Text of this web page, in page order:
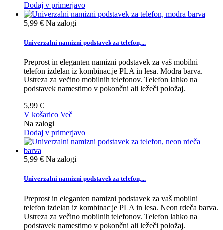
Dodaj v primerjavo
5,99 € Na zalogi
Univerzalni namizni podstavek za telefon,...
Preprost in eleganten namizni podstavek za vaš mobilni
telefon izdelan iz kombinacije PLA in lesa. Modra barva.
Ustreza za večino mobilnih telefonov. Telefon lahko na
podstavek namestimo v pokončni ali ležeči položaj.
5,99 €
V košarico Več
Na zalogi
Dodaj v primerjavo
5,99 € Na zalogi
Univerzalni namizni podstavek za telefon,...
Preprost in eleganten namizni podstavek za vaš mobilni
telefon izdelan iz kombinacije PLA in lesa. Neon rdeča barva.
Ustreza za večino mobilnih telefonov. Telefon lahko na
podstavek namestimo v pokončni ali ležeči položaj.